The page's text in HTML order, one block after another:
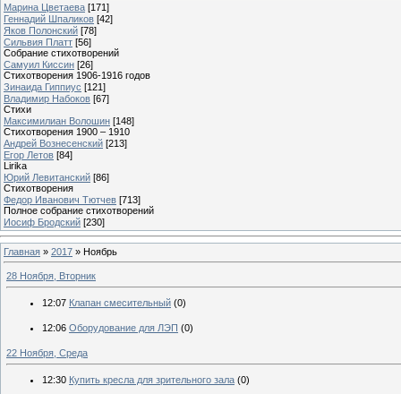
Марина Цветаева [171]
Геннадий Шпаликов [42]
Яков Полонский [78]
Сильвия Платт [56]
Собрание стихотворений
Самуил Киссин [26]
Стихотворения 1906-1916 годов
Зинаида Гиппиус [121]
Владимир Набоков [67]
Стихи
Максимилиан Волошин [148]
Стихотворения 1900 – 1910
Андрей Вознесенский [213]
Егор Летов [84]
Lirika
Юрий Левитанский [86]
Стихотворения
Федор Иванович Тютчев [713]
Полное собрание стихотворений
Иосиф Бродский [230]
Главная » 2017 » Ноябрь
28 Ноября, Вторник
12:07 Клапан смесительный (0)
12:06 Оборудование для ЛЭП (0)
22 Ноября, Среда
12:30 Купить кресла для зрительного зала (0)